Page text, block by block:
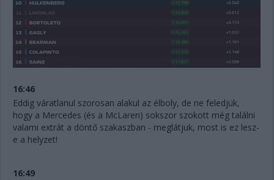
16:46
Eddig váratlanul szorosan alakul az élboly, de ne feledjük,
hogy a Mercedes (és a McLaren) sokszor szokott még találni
valami extrát a döntő szakaszban - meglátjuk, most is ez lesz-
e a helyzet!
16:49